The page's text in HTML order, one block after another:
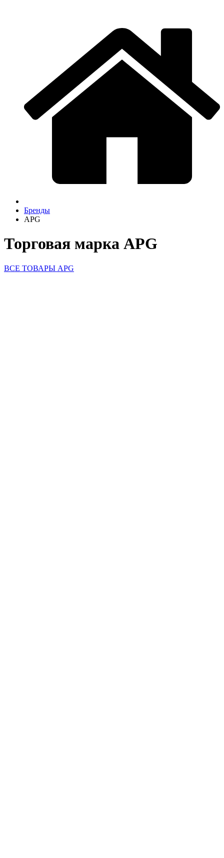
Бренды
APG
Торговая марка APG
ВСЕ ТОВАРЫ APG